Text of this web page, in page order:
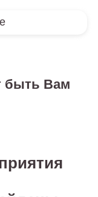
в мощный
ситуации? Это
развязка еще
осторожен со
быть Вам